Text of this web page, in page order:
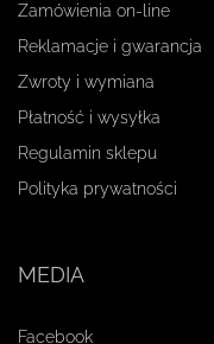
Zamówienia on-line
Reklamacje i gwarancja
Zwroty i wymiana
Płatność i wysyłka
Regulamin sklepu
Polityka prywatności
MEDIA
Facebook